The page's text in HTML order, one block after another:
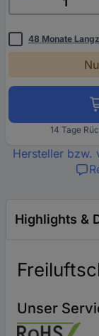
48 Monate
14 Tage
Hersteller bzw.
Highlights &
Unser